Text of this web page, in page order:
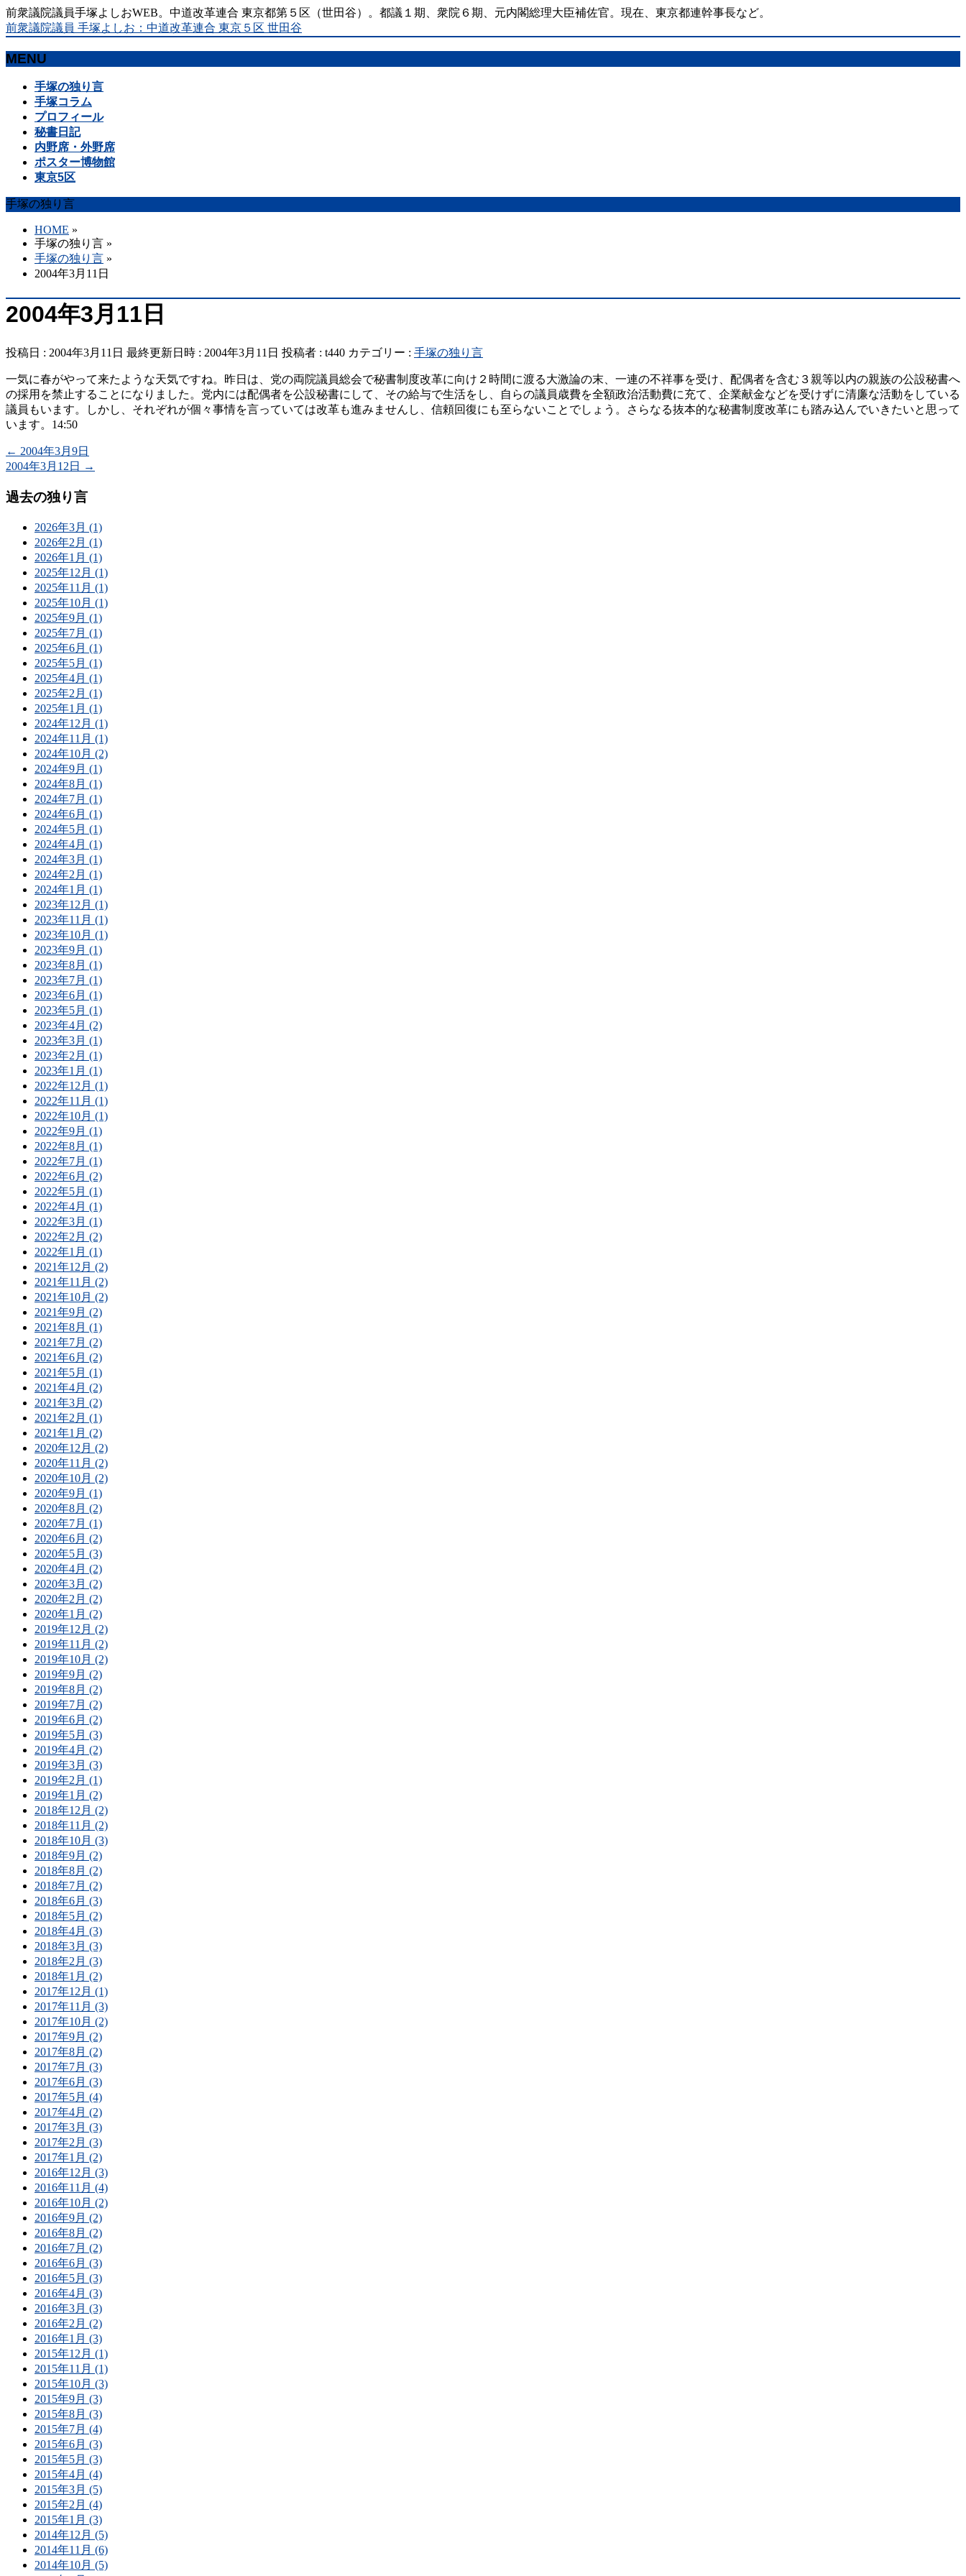
前衆議院議員手塚よしおWEB。中道改革連合 東京都第５区（世田谷）。都議１期、衆院６期、元内閣総理大臣補佐官。現在、東京都連幹事長など。
前衆議院議員 手塚よしお：中道改革連合 東京５区 世田谷
MENU
手塚の独り言
手塚コラム
プロフィール
秘書日記
内野席・外野席
ポスター博物館
東京5区
手塚の独り言
HOME »
手塚の独り言 »
手塚の独り言 »
2004年3月11日
2004年3月11日
投稿日 : 2004年3月11日 最終更新日時 : 2004年3月11日 投稿者 : t440 カテゴリー : 手塚の独り言
一気に春がやって来たような天気ですね。昨日は、党の両院議員総会で秘書制度改革に向け２時間に渡る大激論の末、一連の不祥事を受け、配偶者を含む３親等以内の親族の公設秘書へ
の採用を禁止することになりました。党内には配偶者を公設秘書にして、その給与で生活をし、自らの議員歳費を全額政治活動費に充て、企業献金などを受けずに清廉な活動をしている
議員もいます。しかし、それぞれが個々事情を言っていては改革も進みませんし、信頼回復にも至らないことでしょう。さらなる抜本的な秘書制度改革にも踏み込んでいきたいと思って
います。14:50
← 2004年3月9日
2004年3月12日
→
過去の独り言
2026年3月 (1)
2026年2月 (1)
2026年1月 (1)
2025年12月 (1)
2025年11月 (1)
2025年10月 (1)
2025年9月 (1)
2025年7月 (1)
2025年6月 (1)
2025年5月 (1)
2025年4月 (1)
2025年2月 (1)
2025年1月 (1)
2024年12月 (1)
2024年11月 (1)
2024年10月 (2)
2024年9月 (1)
2024年8月 (1)
2024年7月 (1)
2024年6月 (1)
2024年5月 (1)
2024年4月 (1)
2024年3月 (1)
2024年2月 (1)
2024年1月 (1)
2023年12月 (1)
2023年11月 (1)
2023年10月 (1)
2023年9月 (1)
2023年8月 (1)
2023年7月 (1)
2023年6月 (1)
2023年5月 (1)
2023年4月 (2)
2023年3月 (1)
2023年2月 (1)
2023年1月 (1)
2022年12月 (1)
2022年11月 (1)
2022年10月 (1)
2022年9月 (1)
2022年8月 (1)
2022年7月 (1)
2022年6月 (2)
2022年5月 (1)
2022年4月 (1)
2022年3月 (1)
2022年2月 (2)
2022年1月 (1)
2021年12月 (2)
2021年11月 (2)
2021年10月 (2)
2021年9月 (2)
2021年8月 (1)
2021年7月 (2)
2021年6月 (2)
2021年5月 (1)
2021年4月 (2)
2021年3月 (2)
2021年2月 (1)
2021年1月 (2)
2020年12月 (2)
2020年11月 (2)
2020年10月 (2)
2020年9月 (1)
2020年8月 (2)
2020年7月 (1)
2020年6月 (2)
2020年5月 (3)
2020年4月 (2)
2020年3月 (2)
2020年2月 (2)
2020年1月 (2)
2019年12月 (2)
2019年11月 (2)
2019年10月 (2)
2019年9月 (2)
2019年8月 (2)
2019年7月 (2)
2019年6月 (2)
2019年5月 (3)
2019年4月 (2)
2019年3月 (3)
2019年2月 (1)
2019年1月 (2)
2018年12月 (2)
2018年11月 (2)
2018年10月 (3)
2018年9月 (2)
2018年8月 (2)
2018年7月 (2)
2018年6月 (3)
2018年5月 (2)
2018年4月 (3)
2018年3月 (3)
2018年2月 (3)
2018年1月 (2)
2017年12月 (1)
2017年11月 (3)
2017年10月 (2)
2017年9月 (2)
2017年8月 (2)
2017年7月 (3)
2017年6月 (3)
2017年5月 (4)
2017年4月 (2)
2017年3月 (3)
2017年2月 (3)
2017年1月 (2)
2016年12月 (3)
2016年11月 (4)
2016年10月 (2)
2016年9月 (2)
2016年8月 (2)
2016年7月 (2)
2016年6月 (3)
2016年5月 (3)
2016年4月 (3)
2016年3月 (3)
2016年2月 (2)
2016年1月 (3)
2015年12月 (1)
2015年11月 (1)
2015年10月 (3)
2015年9月 (3)
2015年8月 (3)
2015年7月 (4)
2015年6月 (3)
2015年5月 (3)
2015年4月 (4)
2015年3月 (5)
2015年2月 (4)
2015年1月 (3)
2014年12月 (5)
2014年11月 (6)
2014年10月 (5)